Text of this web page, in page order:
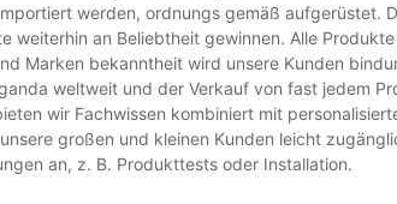
werden, ordnungs gemäß aufgerüstet.
weiterhin an Beliebtheit gewinnen. Alle
Marken bekanntheit wird unsere Kunden
weltweit und der Verkauf von fast jedem
wir Fachwissen kombiniert mit
großen und kleinen Kunden leicht
an, z. B. Produkttests oder Installation.